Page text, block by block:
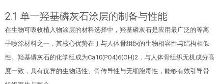
2.1 单一羟基磷灰石涂层的制备与性能
在生物可吸收植入物涂层的材料选择中，羟基磷灰石是应用最广泛的等离
子喷涂材料之一，其核心优势在于与人体骨组织的生物相容性与结构相似
性。羟基磷灰石的化学组成为Ca10(PO4)6(OH)2，与人体骨组织无机成分高
度一致，具有优异的生物活性、骨传导性与无细胞毒性，能够有效引导骨